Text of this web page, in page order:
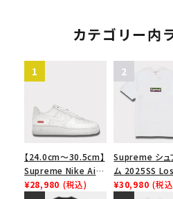
カテゴリー内
【24.0cm～30.5cm】
Supreme Nike Air
Force 1 Low シュプ
¥28,980 (税込)
Supreme シュ
ム 2025SS Los
Angeles Fire
¥30,980 (税